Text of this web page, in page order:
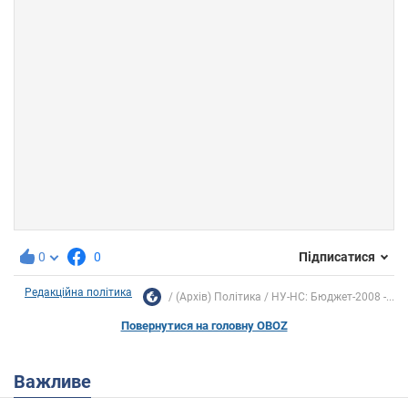
0 0 Підписатися
Редакційна політика (Архів) Політика НУ-НС: Бюджет-2008 -...
Повернутися на головну OBOZ
Важливе